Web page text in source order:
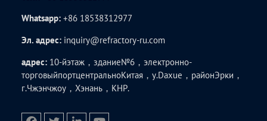
Whatsapp:+86 18538312977
Эл. адрес: inquiry@refractory-ru.com
адрес: 10-йэтаж，здание№6，электронно-
торговыйпортцентральноКитая，у.Daxue，районЭрки，
г.Чжэнчжоу，Хэнань，КНР.